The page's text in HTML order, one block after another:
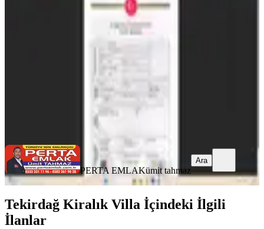
Tekirdağ, Süleymanpaşa
172 m²·07.10.2025
PERTA EMLAKümit tahmaz
Ara
Tekirdağ Kiralık Villa İçindeki İlgili
İlanlar